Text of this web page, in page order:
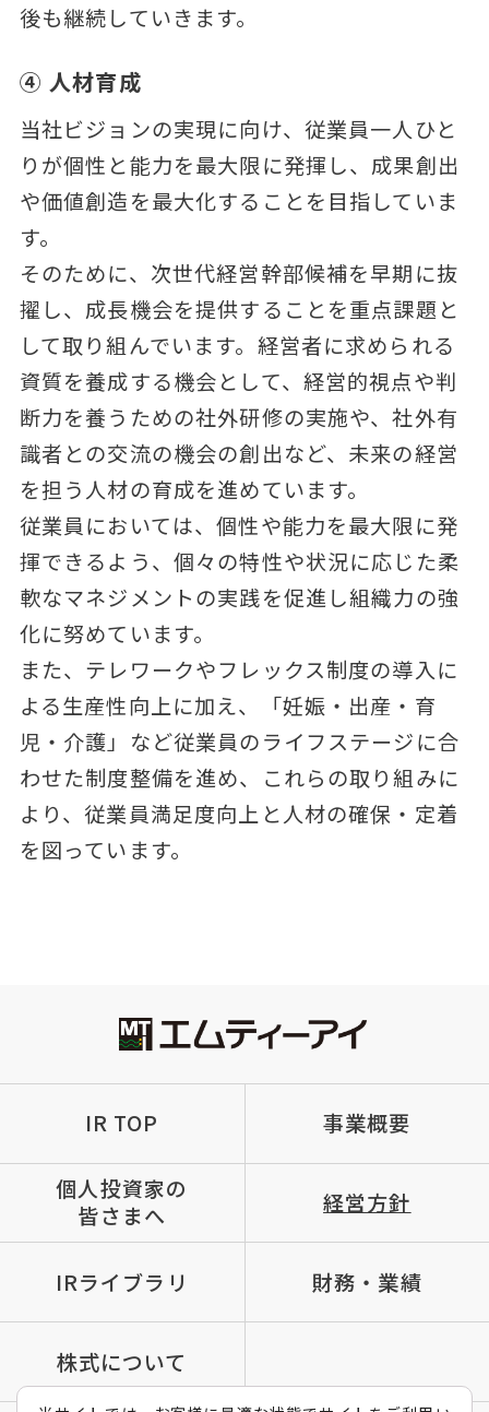
後も継続していきます。
④ 人材育成
当社ビジョンの実現に向け、従業員一人ひと
りが個性と能力を最大限に発揮し、成果創出
や価値創造を最大化することを目指していま
す。
そのために、次世代経営幹部候補を早期に抜
擢し、成長機会を提供することを重点課題と
して取り組んでいます。経営者に求められる
資質を養成する機会として、経営的視点や判
断力を養うための社外研修の実施や、社外有
識者との交流の機会の創出など、未来の経営
を担う人材の育成を進めています。
従業員においては、個性や能力を最大限に発
揮できるよう、個々の特性や状況に応じた柔
軟なマネジメントの実践を促進し組織力の強
化に努めています。
また、テレワークやフレックス制度の導入に
よる生産性向上に加え、「妊娠・出産・育
児・介護」など従業員のライフステージに合
わせた制度整備を進め、これらの取り組みに
より、従業員満足度向上と人材の確保・定着
を図っています。
IR TOP 事業概要
個人投資家の
皆さまへ
経営方針
IRライブラリ 財務・業績
株式について